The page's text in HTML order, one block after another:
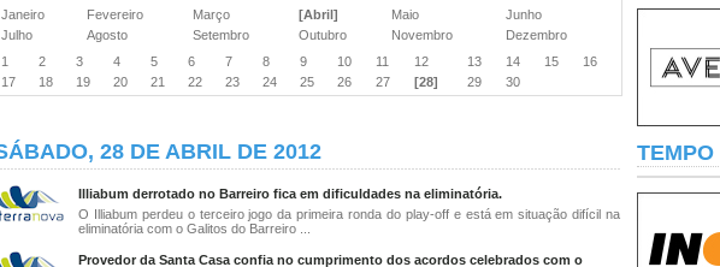
Janeiro
Fevereiro Março [Abril] Maio
Junho
Julho
Agosto Setembro Outubro Novembro
Dezembro
1
2 3 4 5 6 7 8 9 10 11 12 13 14 15
16
17
18 19 20 21 22 23 24 25 26 27 [28] 29 30
28 DE ABRIL DE 2012
Illiabum derrotado no Barreiro fica em dificuldades na eliminatória.
O Illiabum perdeu o terceiro jogo da primeira ronda do play-off e está em situação difícil na
eliminatória com o Galitos do Barreiro ...
Provedor da Santa Casa confia no cumprimento dos acordos celebrados com o
TEMPO